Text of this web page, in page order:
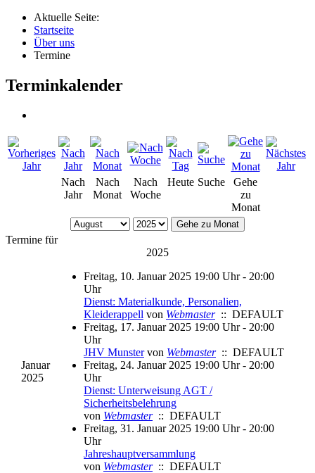
Aktuelle Seite:
Startseite
Über uns
Termine
Terminkalender
Nach
Jahr
Nach
Monat
Nach
Woche
Heute Suche
Gehe
zu
Monat
Gehe zu Monat
Termine für
2025
Januar
2025
Freitag, 10. Januar 2025 19:00 Uhr - 20:00
Uhr
Dienst: Materialkunde, Personalien,
Kleiderappell von Webmaster:: DEFAULT
Freitag, 17. Januar 2025 19:00 Uhr - 20:00
Uhr
JHV Munstervon Webmaster:: DEFAULT
Freitag, 24. Januar 2025 19:00 Uhr - 20:00
Uhr
Dienst: Unterweisung AGT /
Sicherheitsbelehrung
von Webmaster:: DEFAULT
Freitag, 31. Januar 2025 19:00 Uhr - 20:00
Uhr
Jahreshauptversammlung
von Webmaster:: DEFAULT